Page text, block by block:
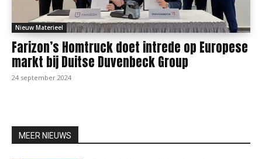
Nieuw Materieel
Farizon’s Homtruck doet intrede op Europese
markt bij Duitse Duvenbeck Group
24 september 2024
MEER NIEUWS